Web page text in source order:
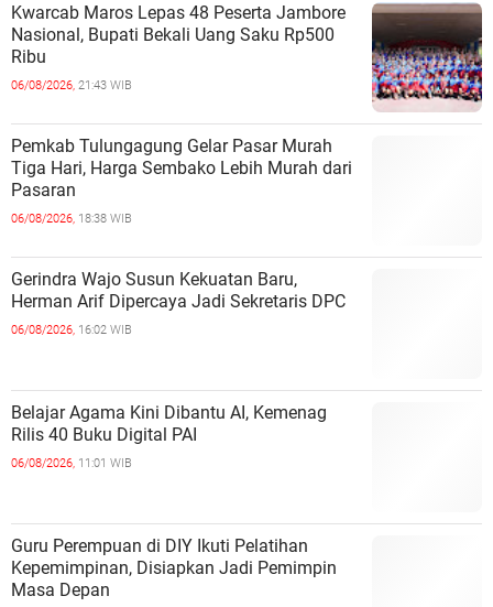
Kwarcab Maros Lepas 48 Peserta Jambore
Nasional, Bupati Bekali Uang Saku Rp500
Ribu
06/08/2026, 21:43 WIB
Pemkab Tulungagung Gelar Pasar Murah
Tiga Hari, Harga Sembako Lebih Murah dari
Pasaran
06/08/2026, 18:38 WIB
Gerindra Wajo Susun Kekuatan Baru,
Herman Arif Dipercaya Jadi Sekretaris DPC
06/08/2026, 16:02 WIB
Belajar Agama Kini Dibantu AI, Kemenag
Rilis 40 Buku Digital PAI
06/08/2026, 11:01 WIB
Guru Perempuan di DIY Ikuti Pelatihan
Kepemimpinan, Disiapkan Jadi Pemimpin
Masa Depan